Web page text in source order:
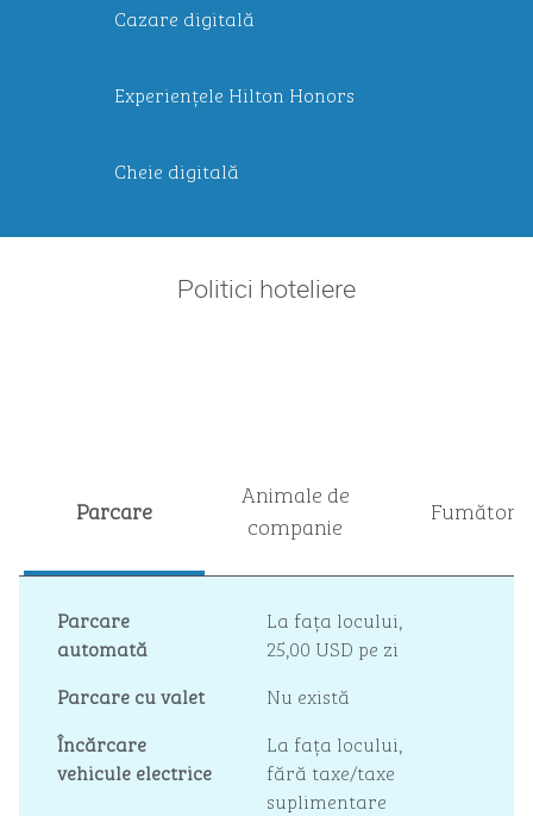
Cazare digitală
Experiențele Hilton Honors
Cheie digitală
Politici hoteliere
Parcare
Animale de
companie
Fumători
Parcare
automată
La fața locului,
25,00 USD pe zi
Parcare cu valet
Nu există
Încărcare
vehicule electrice
La fața locului,
fără taxe/taxe
suplimentare